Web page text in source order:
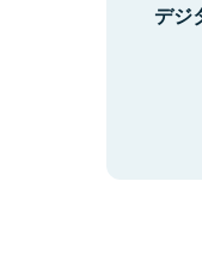
デジ